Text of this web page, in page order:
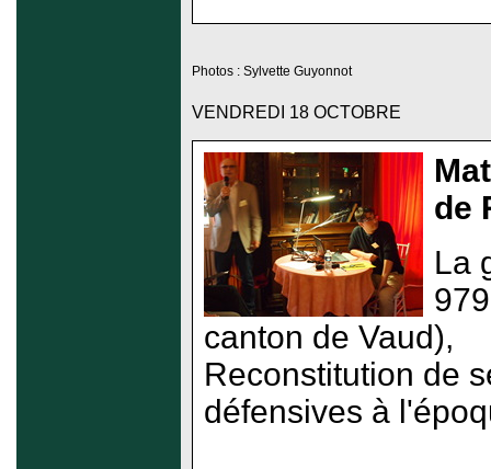
Photos : Sylvette Guyonnot
VENDREDI 18 OCTOBRE
de
La
canton de Vaud),
Reconstitution de
défensives à